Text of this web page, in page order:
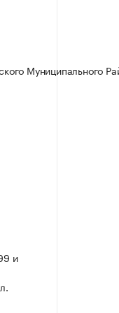
Муниципального
и